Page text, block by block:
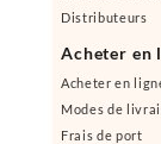
Distributeurs
Acheter en
Acheter en
Modes de
Frais de port